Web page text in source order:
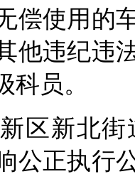
偿使用的
他违纪违
员。
新北街
公正执行